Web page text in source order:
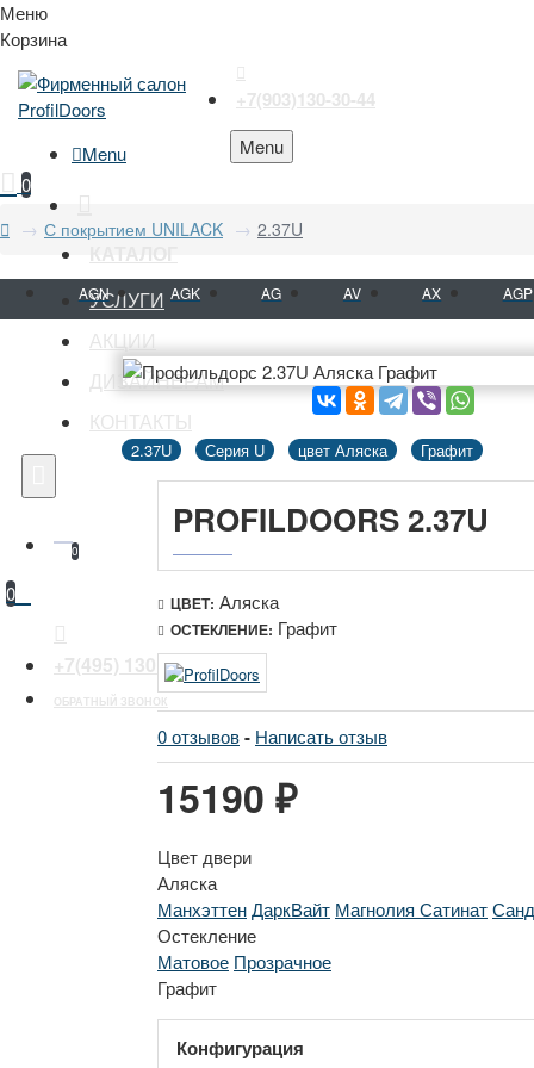
Меню
Корзина
Menu
КАТАЛОГ
УСЛУГИ
АКЦИИ
ДИЗАЙНЕРАМ
КОНТАКТЫ
0
0
+7(495) 130 30 44
ОБРАТНЫЙ ЗВОНОК
+7(903)130-30-44
Menu
0
С покрытием UNILACK 2.37U
AGN AGK AG AV AX AGP
2.37U Серия U цвет Аляска Графит
PROFILDOORS 2.37U
ЦВЕТ: Аляска
ОСТЕКЛЕНИЕ: Графит
0 отзывов- Написать отзыв
15190 ₽
Цвет двери
Аляска
МанхэттенДаркВайт Магнолия СатинатСанд
Остекление
Матовое Прозрачное
Графит
Конфигурация